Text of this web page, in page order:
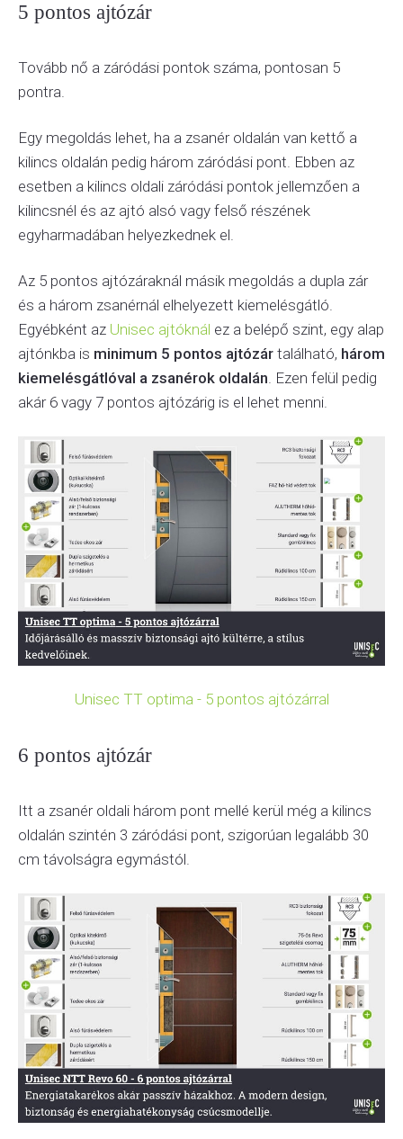
5 pontos ajtózár
Tovább nő a záródási pontok száma, pontosan 5
pontra.
Egy megoldás lehet, ha a zsanér oldalán van kettő a
kilincs oldalán pedig három záródási pont. Ebben az
esetben a kilincs oldali záródási pontok jellemzően a
kilincsnél és az ajtó alsó vagy felső részének
egyharmadában helyezkednek el.
Az 5 pontos ajtózáraknál másik megoldás a dupla zár
és a három zsanérnál elhelyezett kiemelésgátló.
Egyébként az Unisec ajtóknál ez a belépő szint, egy alap
ajtónkba is minimum 5 pontos ajtózár található, három
kiemelésgátlóval a zsanérok oldalán. Ezen felül pedig
akár 6 vagy 7 pontos ajtózárig is el lehet menni.
Unisec TT optima - 5 pontos ajtózárral
6 pontos ajtózár
Itt a zsanér oldali három pont mellé kerül még a kilincs
oldalán szintén 3 záródási pont, szigorúan legalább 30
cm távolságra egymástól.